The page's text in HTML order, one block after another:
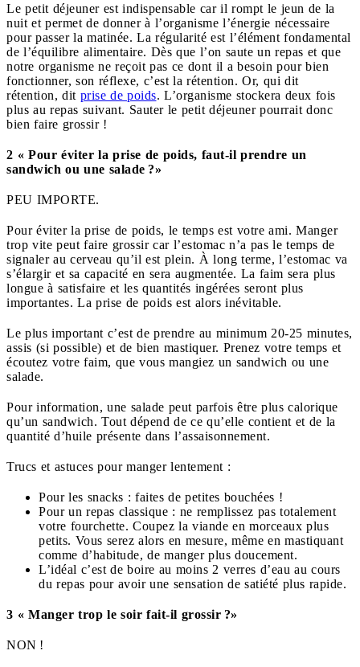
Le petit déjeuner est indispensable car il rompt le jeun de la
nuit et permet de donner à l’organisme l’énergie nécessaire
pour passer la matinée. La régularité est l’élément fondamental
de l’équilibre alimentaire. Dès que l’on saute un repas et que
notre organisme ne reçoit pas ce dont il a besoin pour bien
fonctionner, son réflexe, c’est la rétention. Or, qui dit
rétention, dit prise de poids. L’organisme stockera deux fois
plus au repas suivant. Sauter le petit déjeuner pourrait donc
bien faire grossir !
2 « Pour éviter la prise de poids, faut-il prendre un
sandwich ou une salade ?»
PEU IMPORTE.
Pour éviter la prise de poids, le temps est votre ami. Manger
trop vite peut faire grossir car l’estomac n’a pas le temps de
signaler au cerveau qu’il est plein. À long terme, l’estomac va
s’élargir et sa capacité en sera augmentée. La faim sera plus
longue à satisfaire et les quantités ingérées seront plus
importantes. La prise de poids est alors inévitable.
Le plus important c’est de prendre au minimum 20-25 minutes,
assis (si possible) et de bien mastiquer. Prenez votre temps et
écoutez votre faim, que vous mangiez un sandwich ou une
salade.
Pour information, une salade peut parfois être plus calorique
qu’un sandwich. Tout dépend de ce qu’elle contient et de la
quantité d’huile présente dans l’assaisonnement.
Trucs et astuces pour manger lentement :
Pour les snacks : faites de petites bouchées !
Pour un repas classique : ne remplissez pas totalement
votre fourchette. Coupez la viande en morceaux plus
petits. Vous serez alors en mesure, même en mastiquant
comme d’habitude, de manger plus doucement.
L’idéal c’est de boire au moins 2 verres d’eau au cours
du repas pour avoir une sensation de satiété plus rapide.
3 « Manger trop le soir fait-il grossir ?»
NON !